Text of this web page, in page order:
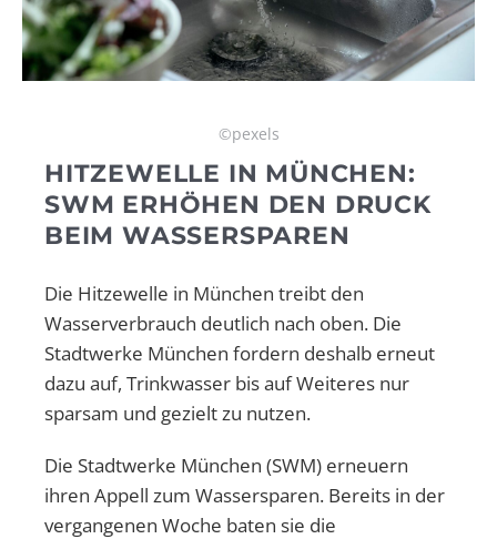
©pexels
HITZEWELLE IN MÜNCHEN:
SWM ERHÖHEN DEN DRUCK
BEIM WASSERSPAREN
Die Hitzewelle in München treibt den
Wasserverbrauch deutlich nach oben. Die
Stadtwerke München fordern deshalb erneut
dazu auf, Trinkwasser bis auf Weiteres nur
sparsam und gezielt zu nutzen.
Die Stadtwerke München (SWM) erneuern
ihren Appell zum Wassersparen. Bereits in der
vergangenen Woche baten sie die